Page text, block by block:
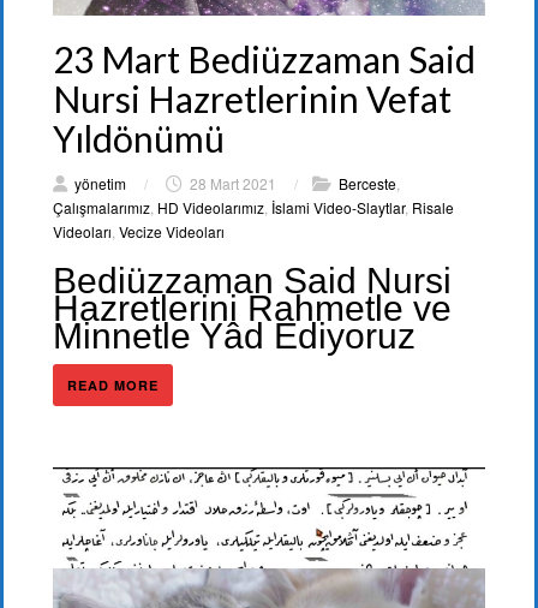
23 Mart Bediüzzaman Said
Nursi Hazretlerinin Vefat
Yıldönümü
yönetim / 28 Mart 2021 / Berceste
Çalışmalarımız HD Videolarımız İslami Video-Slaytlar, Risale
Videoları Vecize Videoları
Bediüzzaman Said Nursi
Hazretlerini Rahmetle ve
Minnetle Yâd Ediyoruz
READ MORE